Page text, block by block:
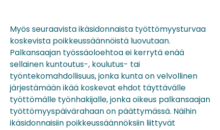
Myös seuraavista ikäsidonnaista työttömyysturvaa
koskevista poikkeussäännöistä luovutaan.
Palkansaajan työssäoloehtoa ei kerrytä enää
sellainen kuntoutus-, koulutus- tai
työntekomahdollisuus, jonka kunta on velvollinen
järjestämään ikää koskevat ehdot täyttävälle
työttömälle työnhakijalle, jonka oikeus palkansaajan
työttömyyspäivärahaan on päättymässä. Näihin
ikäsidonnaisiin poikkeussäännöksiin liittyvät